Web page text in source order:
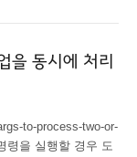
을 동시에 처리
to-process-two-or-
령을 실행할 경우 도